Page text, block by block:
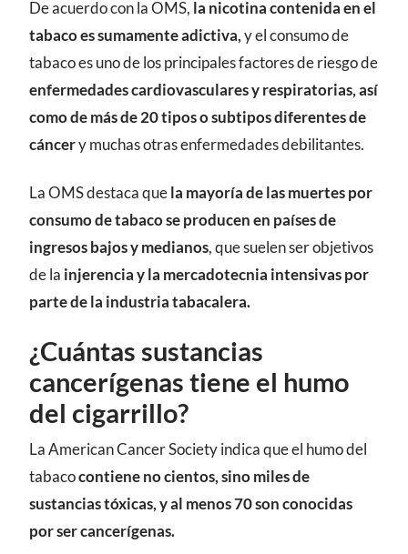
De acuerdo con la OMS, la nicotina contenida en el
tabaco es sumamente adictiva,y el consumo de
tabaco es uno de los principales factores de riesgo de
enfermedades cardiovasculares y respiratorias, así
como de más de 20 tipos o subtipos diferentes de
cáncery muchas otras enfermedades debilitantes.
La OMS destaca quela mayoría de las muertes por
consumo de tabaco se producen en países de
ingresos bajos y medianos, que suelen ser objetivos
de la injerencia y la mercadotecnia intensivas por
parte de la industria tabacalera.
¿Cuántas sustancias
cancerígenas tiene el humo
del cigarrillo?
La American Cancer Society indica que el humo del
tabacocontiene no cientos, sino miles de
sustancias tóxicas, y al menos 70 son conocidas
por ser cancerígenas.